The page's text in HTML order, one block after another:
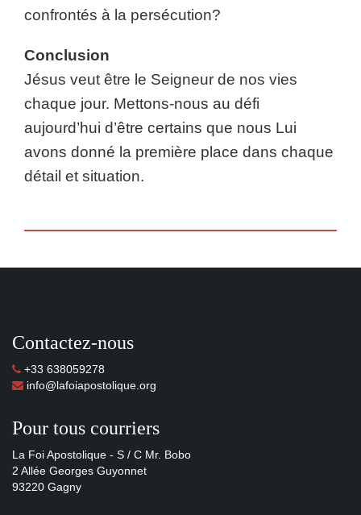
confrontés à la persécution?
Conclusion
Jésus veut être le Seigneur de nos vies
chaque jour. Mettons-nous au défi
aujourd’hui d’être certains que nous Lui
avons donné la première place dans chaque
détail et situation.
Contactez-nous
+33 638059278
info@lafoiapostolique.org
Pour tous courriers
La Foi Apostolique - S / C Mr. Bobo
2 Allée Georges Guyonnet
93220 Gagny